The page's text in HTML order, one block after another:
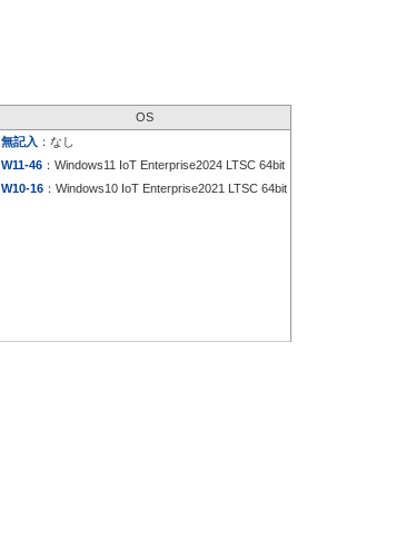
OS
無記入 ：なし
W11-46 ：Windows11 IoT Enterprise2024 LTSC 64bit
W10-16 ：Windows10 IoT Enterprise2021 LTSC 64bit